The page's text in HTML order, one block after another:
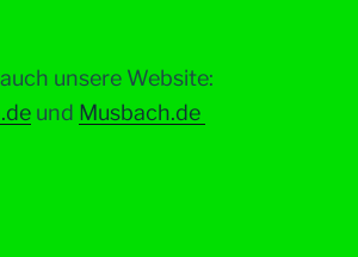
unsere Website:
und Musbach.de